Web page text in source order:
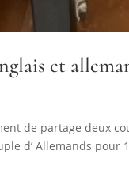
et
de partage deux
d’ Allemands pour